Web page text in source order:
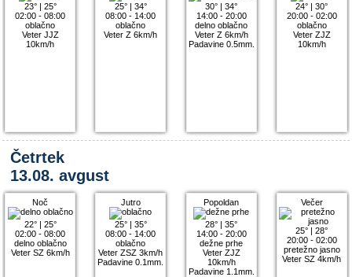
23°| 25°
02:00 - 08:00
oblačno
Veter JJZ
10km/h
25°| 34°
08:00 - 14:00
oblačno
Veter Z 6km/h
30° |34°
14:00 - 20:00
delno oblačno
Veter Z 6km/h
Padavine 0.5mm.
24° |30°
20:00 - 02:00
oblačno
Veter ZJZ
10km/h
Četrtek
13.08. avgust
Noč
22°| 25°
02:00 - 08:00
delno oblačno
Veter SZ 6km/h
Jutro
25°| 35°
08:00 - 14:00
oblačno
Veter ZSZ 3km/h
Padavine 0.1mm.
Popoldan
28° |35°
14:00 - 20:00
dežne prhe
Veter ZJZ
10km/h
Padavine 1.1mm.
Večer
25° |28°
20:00 - 02:00
pretežno jasno
Veter SZ 4km/h